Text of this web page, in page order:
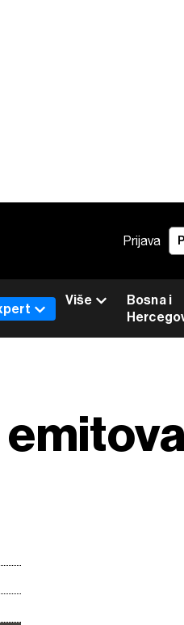
Prijava
Bosna i
Više